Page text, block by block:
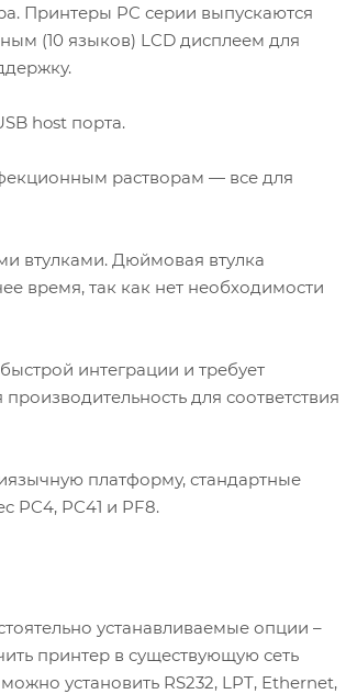
Принтеры PC серии выпускаются
(10 языков) LCD дисплеем для
host порта.
растворам — все для
втулками. Дюймовая втулка
время, так как нет необходимости
интеграции и требует
для соответствия
платформу, стандартные
PC4, PC41 и PF8.
устанавливаемые опции –
принтер в существующую сеть
установить RS232, LPT, Ethernet,